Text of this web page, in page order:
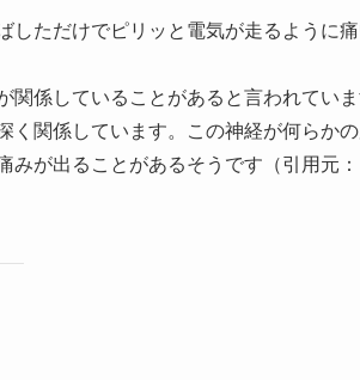
しただけでピリッと電気が走るように
関係していることがあると言われてい
関係しています。この神経が何らか
が出ることがあるそうです（引用元：